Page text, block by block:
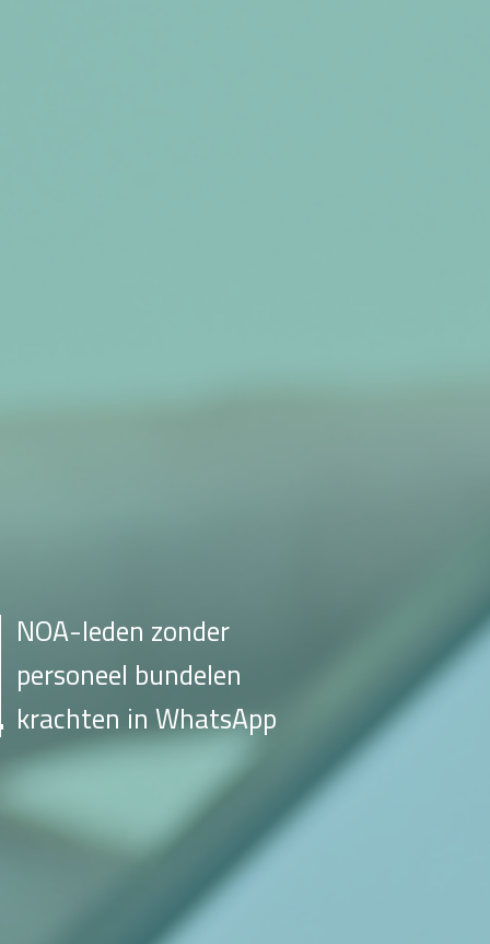
NOA-leden zonder
personeel bundelen
krachten in WhatsApp